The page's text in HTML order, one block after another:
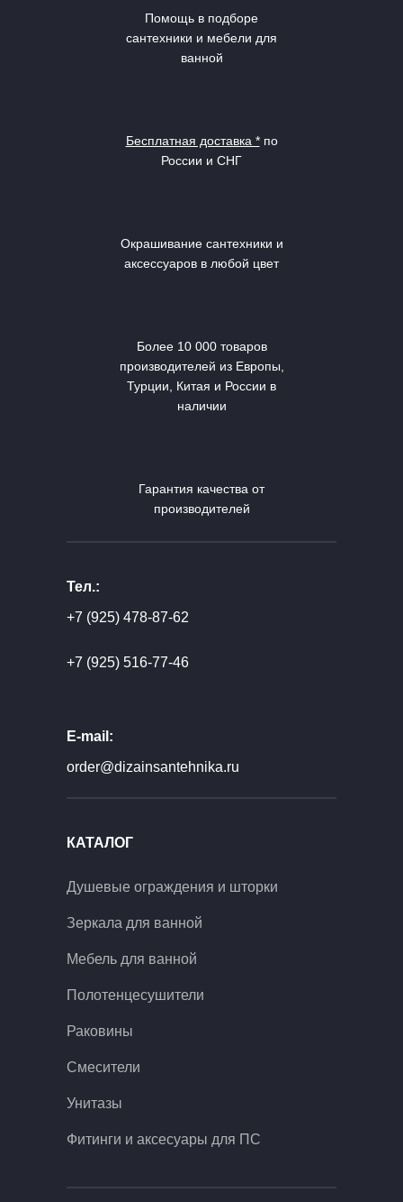
Помощь в подборе
сантехники и мебели для
ванной
Бесплатная доставка *по
России и СНГ
Окрашивание сантехники и
аксессуаров в любой цвет
Более 10 000 товаров
производителей из Европы,
Турции, Китая и России в
наличии
Гарантия качества от
производителей
КАТАЛОГ
Душевые ограждения и шторки
Зеркала для ванной
Мебель для ванной
Полотенцесушители
Раковины
Смесители
Унитазы
Фитинги и аксесуары для ПС
Тел.:
+7 (925) 478-87-62
+7 (925) 516-77-46
E-mail:
order@dizainsantehnika.ru